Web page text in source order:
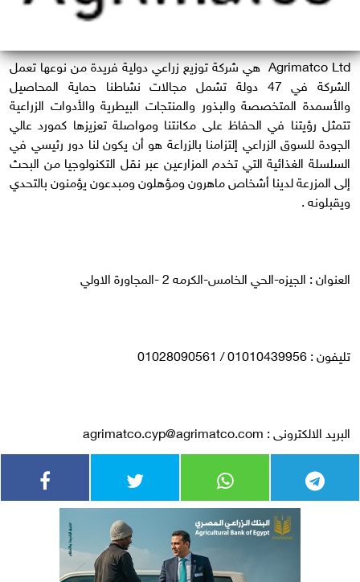
Agrimatco Ltd هي شركة توزيع زراعي دولية فريدة من نوعها تعمل
الشركة في 47 دولة تشمل مجالات نشاطنا حماية المحاصيل
والأسمدة المتخصصة والبذور والمنتجات البيطرية والأدوات الزراعية
تتمثل رؤيتنا في الحفاظ على مكانتنا ومواصلة تعزيزها كمورد عالي
الجودة للسوق الزراعي إلتزامنا بالزراعة هو أن يكون لنا دور رئيسي في
السلسلة الغذائية التي تخدم المزارعين عبر نقل التكنولوجيا من البحث
إلى المزرعة لدينا أشخاص ماهرون ومؤهلون ومبدعون يؤمنون بالتحدي
ويقبلونه .
العنوان : الجيزه-الحي الخامس-الكرمه 2 -المجاورة الاولي
تليفون : 01010439956 / 01028090561
البريد الالكترونى : agrimatco.cyp@agrimatco.com